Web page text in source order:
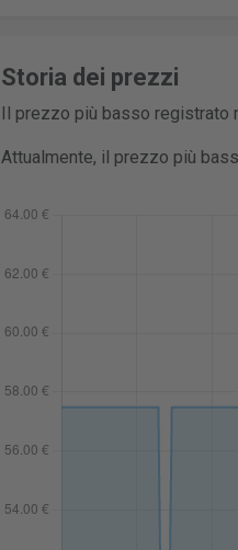
Storia dei prezzi
Il prezzo più basso registrato
Attualmente, il prezzo più